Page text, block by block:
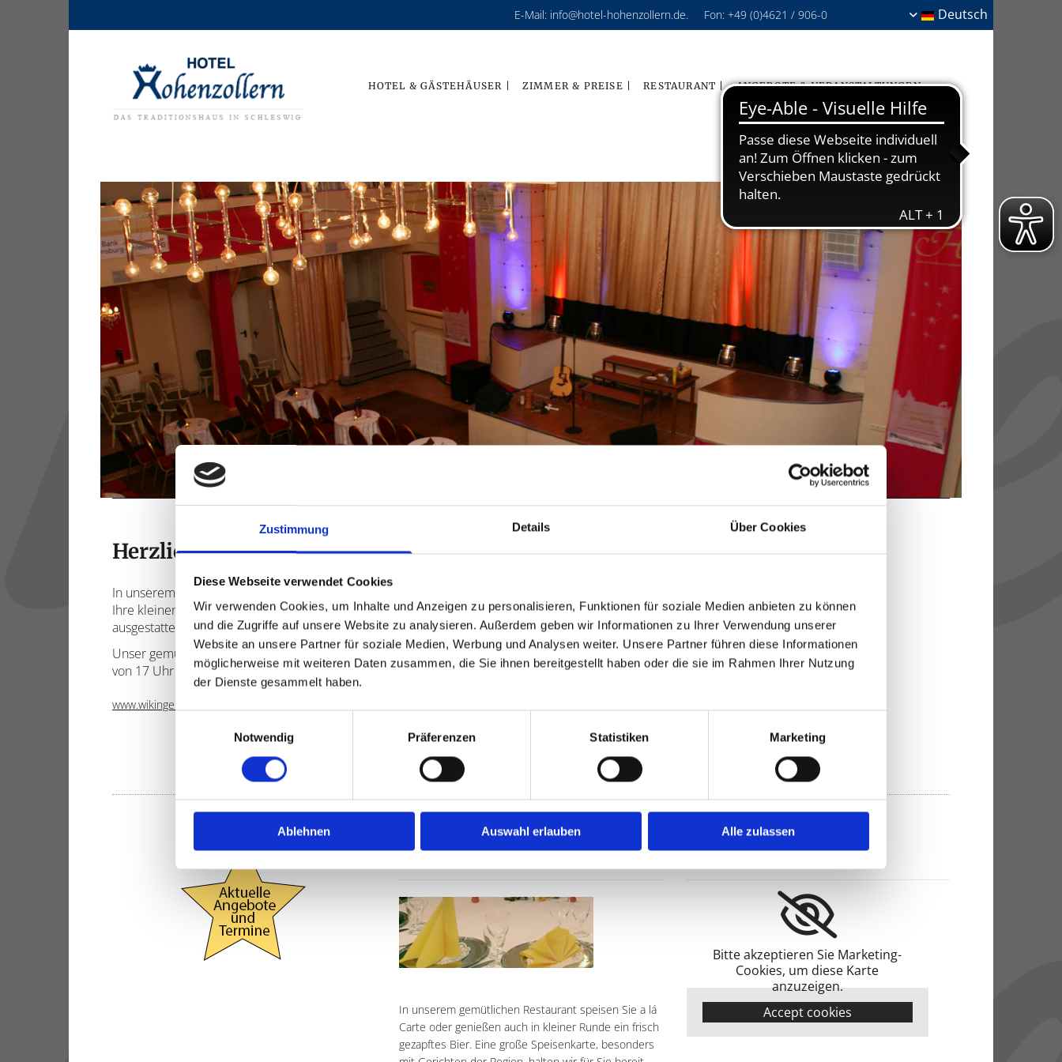
Zustimmung Details Über Cookies
Diese Webseite verwendet Cookies
Wir verwenden Cookies, um Inhalte und Anzeigen zu personalisieren, Funktionen für soziale Medien anbieten zu können
und die Zugriffe auf unsere Website zu analysieren. Außerdem geben wir Informationen zu Ihrer Verwendung unserer
Website an unsere Partner für soziale Medien, Werbung und Analysen weiter. Unsere Partner führen diese Informationen
möglicherweise mit weiteren Daten zusammen, die Sie ihnen bereitgestellt haben oder die sie im Rahmen Ihrer Nutzung
der Dienste gesammelt haben.
Notwendig
Präferenzen Statistiken Marketing
Ablehnen Auswahl erlauben Alle zulassen
E-Mail: info@hotel-hohenzollern.de. Fon: +49 (0)4621 / 906-0 Deutsch
HOTEL & GÄSTEHÄUSER | ZIMMER & PREISE | RESTAURANT | ANGEBOTE & VERANSTALTUNGEN
Herzlich Willkommen im Hotel Hohenzollern in Schleswig an der Schlei.
In unserem traditionsreichen Hotel halten wir Räumlichkeiten unterschiedlichster Größe für
Ihre kleinen und großen Feiern oder Tagungen bereit und bieten mit unseren gut
ausgestatteten Zimmern einen angenehmen Rahmen für einen erholsamen Urlaub.
Unser gemütliches A la Carte Restaurant ist täglich von 16 Uhr bis 23 Uhr geöffnet; Küche
von 17 Uhr bis 21 Uhr.
www.wikingerkeller.de
Unser Restaurant
In unserem gemütlichen Restaurant speisen Sie a lá
Carte oder genießen auch in kleiner Runde ein frisch
gezapftes Bier. Eine große Speisenkarte, besonders
Unser Restaurant
Bitte akzeptieren Sie Marketing-
Cookies, um diese Karte
anzuzeigen.
Accept cookies